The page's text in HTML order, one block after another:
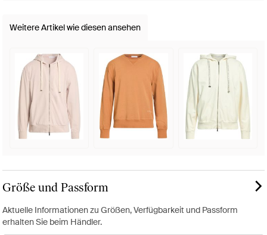
Weitere Artikel wie diesen ansehen
Größe und Passform
Aktuelle Informationen zu Größen, Verfügbarkeit und Passform
erhalten Sie beim Händler.